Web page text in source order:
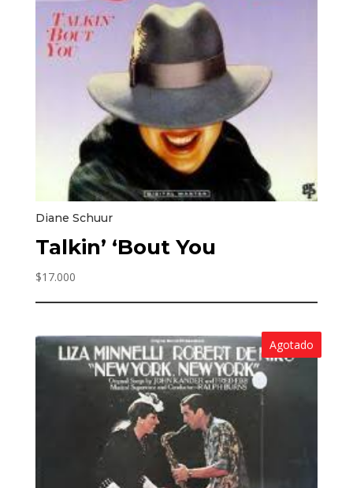
Diane Schuur
Talkin’ ‘Bout You
$17.000
Agotado